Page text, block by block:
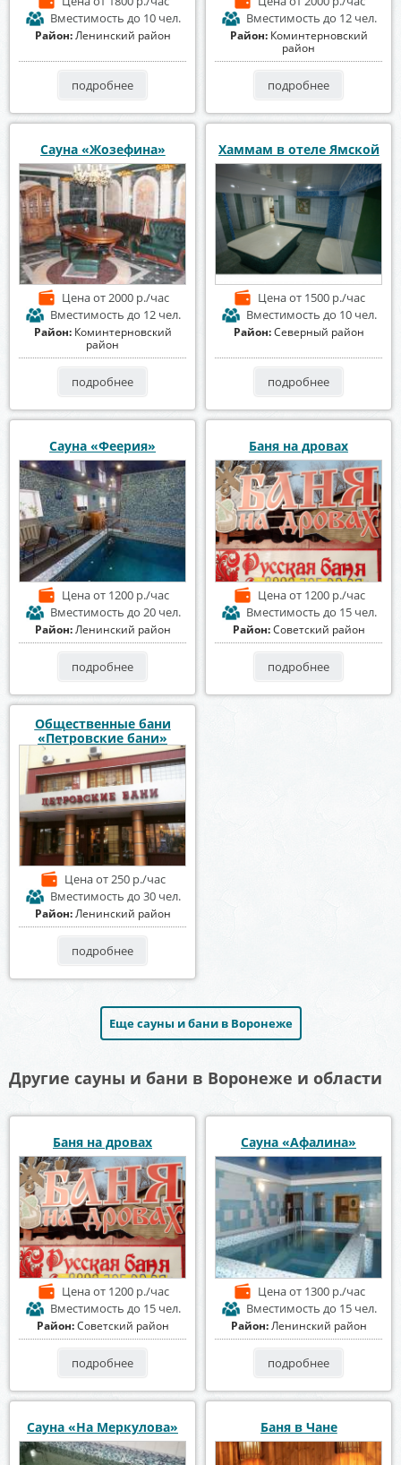
Вместимость до 10 чел.
Район:Ленинский район
подробнее
Вместимость до 12 чел.
Район: Коминтерновский
район
подробнее
Сауна «Жозефина»
Ценаот 2000 р./час
Вместимость до 12 чел.
Район: Коминтерновский
район
подробнее
Хаммам в отеле Ямской
Ценаот 1500 р./час
Вместимость до 10 чел.
Район:Северный район
подробнее
Сауна «Феерия»
Ценаот 1200 р./час
Вместимость до 20 чел.
Район:Ленинский район
подробнее
Баня на дровах
Ценаот 1200 р./час
Вместимость до 15 чел.
Район:Советский район
подробнее
Общественные бани
«Петровские бани»
Ценаот 250 р./час
Вместимость до 30 чел.
Район:Ленинский район
подробнее
Еще сауны и бани в Воронеже
Другие сауны и бани в Воронеже и области
Баня на дровах
Ценаот 1200 р./час
Вместимость до 15 чел.
Район:Советский район
подробнее
Сауна «Афалина»
Ценаот 1300 р./час
Вместимость до 15 чел.
Район:Ленинский район
подробнее
Сауна «На Меркулова» Баня в Чане